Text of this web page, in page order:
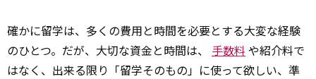
確かに留学は、多くの費用と時間を必要とする大変な経験
のひとつ。だが、大切な資金と時間は、 手数料 や紹介料で
はなく、出来る限り「留学そのもの」に使って欲しい、準